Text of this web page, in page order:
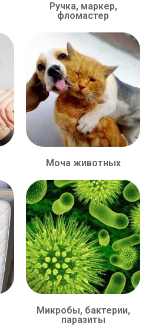
Ручка, маркер,
фломастер
Моча животных
Микробы, бактерии,
паразиты